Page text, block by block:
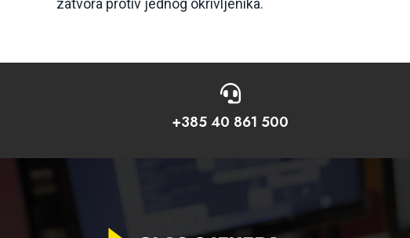

+385 40 861 500